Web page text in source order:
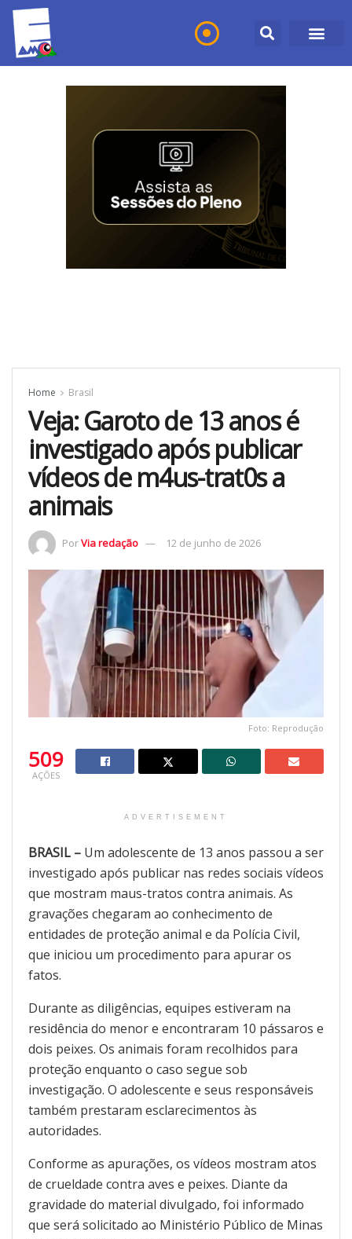
Home Brasil
Veja: Garoto de 13 anos é
investigado após publicar
vídeos de m4us-trat0s a
animais
PorVia redação 12 de junho de 2026
Foto: Reprodução
509
AÇÕES
ADVERTISEMENT
BRASIL – Um adolescente de 13 anos passou a ser
investigado após publicar nas redes sociais vídeos
que mostram maus-tratos contra animais. As
gravações chegaram ao conhecimento de
entidades de proteção animal e da Polícia Civil,
que iniciou um procedimento para apurar os
fatos.
Durante as diligências, equipes estiveram na
residência do menor e encontraram 10 pássaros e
dois peixes. Os animais foram recolhidos para
proteção enquanto o caso segue sob
investigação. O adolescente e seus responsáveis
também prestaram esclarecimentos às
autoridades.
Conforme as apurações, os vídeos mostram atos
de crueldade contra aves e peixes. Diante da
gravidade do material divulgado, foi informado
que será solicitado ao Ministério Público de Minas